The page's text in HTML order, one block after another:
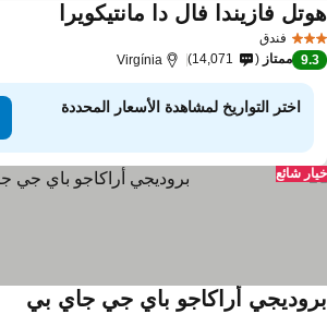
فندق
فازيندا فال دا مانتيكويرا
9.3 ممتاز 14,071
Virgínia
اختر التواريخ لمشاهدة الأسعار المحددة
شائع
أراكاجو باي جي جاي بي